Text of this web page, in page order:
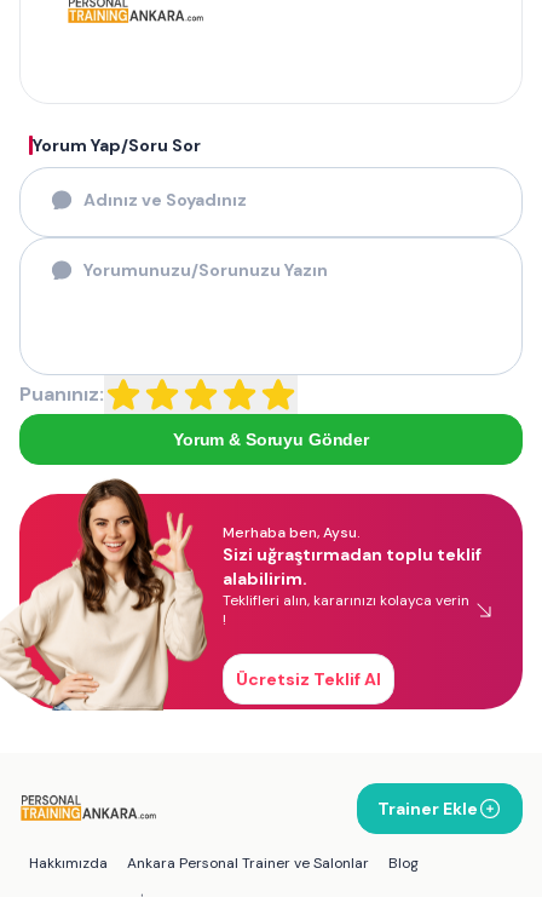
Yorum Yap/Soru Sor
Puanınız:
Yorum & Soruyu Gönder
Merhaba ben, Aysu.
Sizi uğraştırmadan toplu teklif
alabilirim.
Teklifleri alın, kararınızı kolayca verin
!
Ücretsiz Teklif Al
Trainer Ekle
Hakkımızda Ankara Personal Trainer ve Salonlar
Blog